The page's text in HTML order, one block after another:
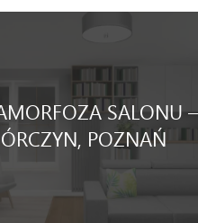
SALONU –
POZNAŃ